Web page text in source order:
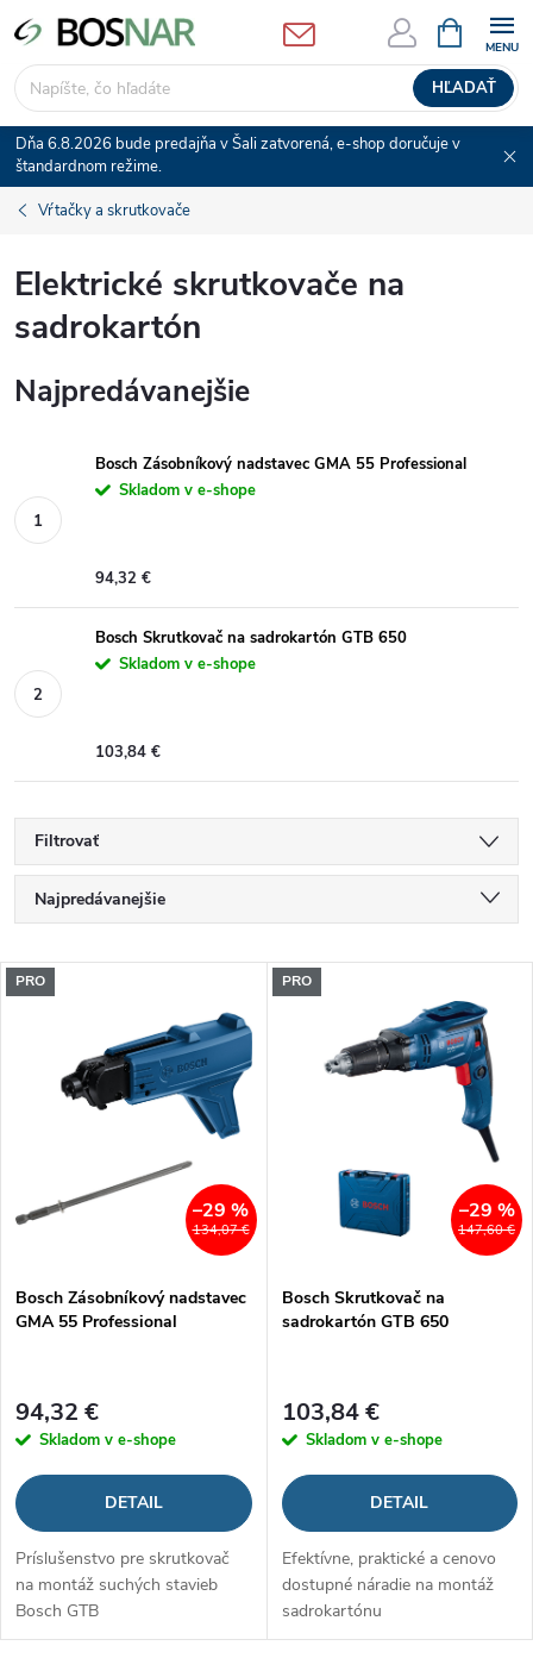
Prejsť
na
obsah
HĽADAŤ
KOŠÍK
Dňa 6.8.2026 bude predajňa v Šali zatvorená, e-shop doručuje v
štandardnom režime.
Vŕtačky a skrutkovače
Elektrické skrutkovače na
sadrokartón
Najpredávanejšie
Bosch Zásobníkový nadstavec GMA 55 Professional
Skladom v e-shope
94,32 €
Bosch Skrutkovač na sadrokartón GTB 650
Skladom v e-shope
103,84 €
Filtrovať
R
a
i
p
o
d
u
k
Najpredávanejšie
Najlacnejšie
Najdrahšie
Abecedne
V
s
p
r
o
d
u
k
t
PRO
134,07 €
–29 %
Bosch Zásobníkový nadstavec
GMA 55 Professional
94,32 €
Skladom v e-shope
DETAIL
Príslušenstvo pre skrutkovač
na montáž suchých stavieb
Bosch GTB
PRO
147,60 €
–29 %
Bosch Skrutkovač na
sadrokartón GTB 650
103,84 €
Skladom v e-shope
DETAIL
Efektívne, praktické a cenovo
dostupné náradie na montáž
sadrokartónu